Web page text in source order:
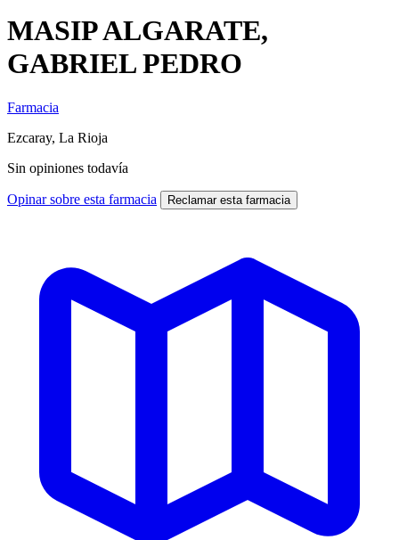
MASIP ALGARATE,
GABRIEL PEDRO
Farmacia
Ezcaray, La Rioja
Sin opiniones todavía
Opinar sobre esta farmacia Reclamar esta farmacia